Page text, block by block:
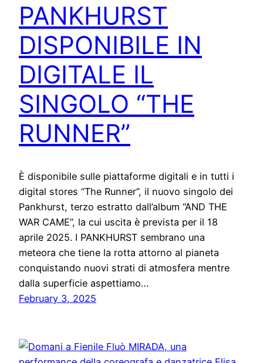
PANKHURST
DISPONIBILE IN
DIGITALE IL
SINGOLO “THE
RUNNER”
È disponibile sulle piattaforme digitali e in tutti i
digital stores “The Runner”, il nuovo singolo dei
Pankhurst, terzo estratto dall’album “AND THE
WAR CAME”, la cui uscita è prevista per il 18
aprile 2025. I PANKHURST sembrano una
meteora che tiene la rotta attorno al pianeta
conquistando nuovi strati di atmosfera mentre
dalla superficie aspettiamo…
February 3, 2025